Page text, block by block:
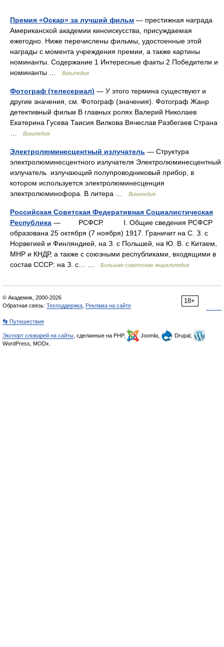
Премия «Оскар» за лучший фильм — престижная награда
Американской академии киноискусства, присуждаемая
ежегодно. Ниже перечислены фильмы, удостоенные этой
награды с момента учреждения премии, а также картины
номинанты. Содержание 1 Интересные факты 2 Победители и
номинанты …
Википедия
Фотограф (телесериал) — У этого термина существуют и
другие значения, см. Фотограф (значения). Фотограф Жанр
детективный фильм В главных ролях Валерий Николаев
Екатерина Гусева Таисия Вилкова Вячеслав Разбегаев Страна
Википедия
Электролюминесцентный излучатель — Структура
электролюминесцентного излучателя Электролюминесцентный
излучатель излучающий полупроводниковый прибор, в
котором используется электролюминесценция
электролюминофора. В литера …
Википедия
Российская Советская Федеративная Социалистическая
Республика — РСФСР. I. Общие сведения РСФСР
образована 25 октября (7 ноября) 1917. Граничит на С. З. с
Норвегией и Финляндией, на З. с Польшей, на Ю. В. с Китаем,
МНР и КНДР, а также с союзными республиками, входящими в
состав СССР: на З. с… …
Большая советская энциклопедия
18+
© Академик, 2000-2026
Обратная связь: Техподдержка Реклама на сайте
👣 Путешествия
Экспорт словарей на сайты , сделанные на PHP, Joomla,
Drupal,
WordPress, MODx.